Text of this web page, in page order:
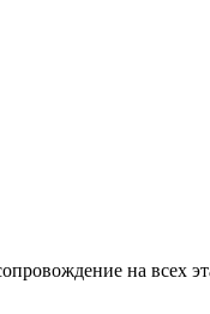
на всех